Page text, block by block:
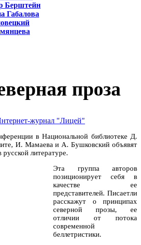
Берштейн
Габалова
проза
журнал "Лицей"
в Национальной библиотеке Д.
И. Мамаева и А. Бушковский объявят
литературе.
Эта группа авторов
позиционирует себя в
качестве ее
представителей. Писаетли
расскажут о принципах
северной прозы, ее
отличии от потока
современной
беллетристики.